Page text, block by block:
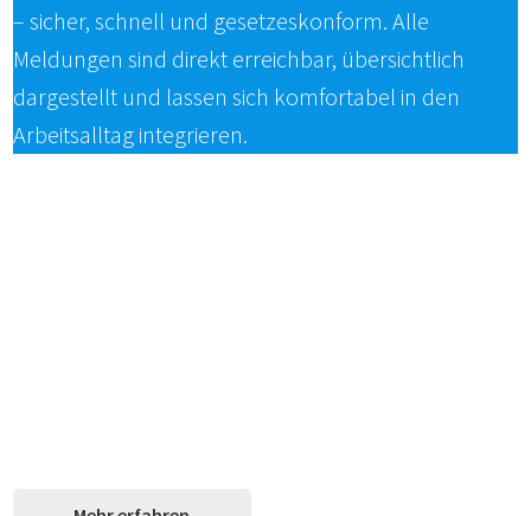
– sicher, schnell und gesetzeskonform. Alle
Meldungen sind direkt erreichbar, übersichtlich
dargestellt und lassen sich komfortabel in den
Arbeitsalltag integrieren.